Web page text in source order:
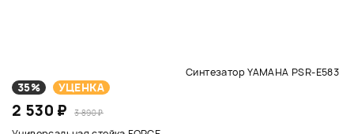
35% УЦЕНКА
2 530 ₽ 3 890 ₽
Синтезатор YAMAHA PSR-E583